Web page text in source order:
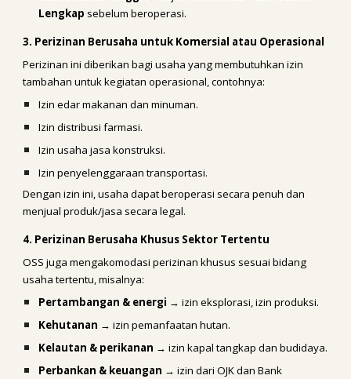
Lengkap sebelum beroperasi.
3. Perizinan Berusaha untuk Komersial atau Operasional
Perizinan ini diberikan bagi usaha yang membutuhkan izin
tambahan untuk kegiatan operasional, contohnya:
Izin edar makanan dan minuman.
Izin distribusi farmasi.
Izin usaha jasa konstruksi.
Izin penyelenggaraan transportasi.
Dengan izin ini, usaha dapat beroperasi secara penuh dan
menjual produk/jasa secara legal.
4. Perizinan Berusaha Khusus Sektor Tertentu
OSS juga mengakomodasi perizinan khusus sesuai bidang
usaha tertentu, misalnya:
Pertambangan & energi → izin eksplorasi, izin produksi.
Kehutanan → izin pemanfaatan hutan.
Kelautan & perikanan → izin kapal tangkap dan budidaya.
Perbankan & keuangan → izin dari OJK dan Bank